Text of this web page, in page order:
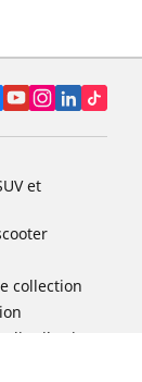
et
collection
distribution